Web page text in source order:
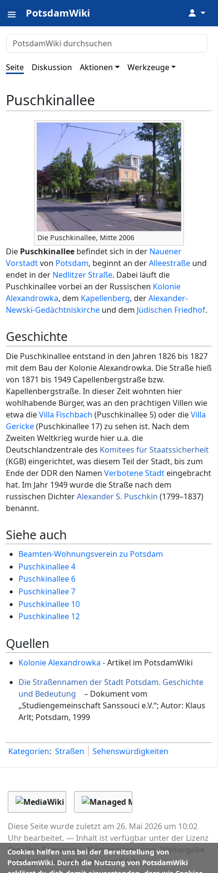
PotsdamWiki ↓
Seite Diskussion Aktionen Werkzeuge
Puschkinallee
Die Puschkinallee, Mitte 2006
Die Puschkinallee befindet sich in der Nauener
Vorstadtvon Potsdam, beginnt an derAlleestraße und
endet in der Nedlitzer Straße. Dabei läuft die
Puschkinallee vorbei an der Russischen Kolonie
Alexandrowka, dem Kapellenberg, derAlexander-
Newski-Gedächtniskirche und dem Jüdischen Friedhof.
Geschichte
Die Puschkinallee entstand in den Jahren 1826 bis 1827
mit dem Bau der Kolonie Alexandrowka. Die Straße hieß
von 1871 bis 1949 Capellenbergstraße bzw.
Kapellenbergstraße. In dieser Zeit wohnten hier
wohlhabende Bürger, was an den prächtigen Villen wie
etwa dieVilla Fischbach (Puschkinallee 5) oder dieVilla
Gericke(Puschkinallee 17) zu sehen ist. Nach dem
Zweiten Weltkrieg wurde hier u.a. die
Deutschlandzentrale des Komitees für Staatssicherheit
(KGB) eingerichtet, was diesem Teil der Stadt, bis zum
Ende der DDR den Namen Verbotene Stadt eingebracht
hat. Im Jahr 1949 wurde die Straße nach dem
russischen DichterAlexander S. Puschkin (1799–1837)
benannt.
Siehe auch
Beamten-Wohnungsverein zu Potsdam
Puschkinallee 4
Puschkinallee 6
Puschkinallee 7
Puschkinallee 10
Puschkinallee 12
Quellen
Kolonie Alexandrowka - Artikel im PotsdamWiki
Die Straßennamen der Stadt Potsdam. Geschichte
und Bedeutung
– Dokument vom
„Studiengemeinschaft Sanssouci e.V.“; Autor: Klaus
Arlt; Potsdam, 1999
Kategorien: Straßen Sehenswürdigkeiten
Cookies helfen uns bei der Bereitstellung von
PotsdamWiki. Durch die Nutzung von PotsdamWiki
Diese Seite wurde zuletzt am 26. Mai 2026 um 10:02
Uhr bearbeitet.
Inhalt ist verfügbar unter der Lizenz
Creative Commons „Namensnennung, Weitergabe
unter gleichen Bedingungen“ 3.0.